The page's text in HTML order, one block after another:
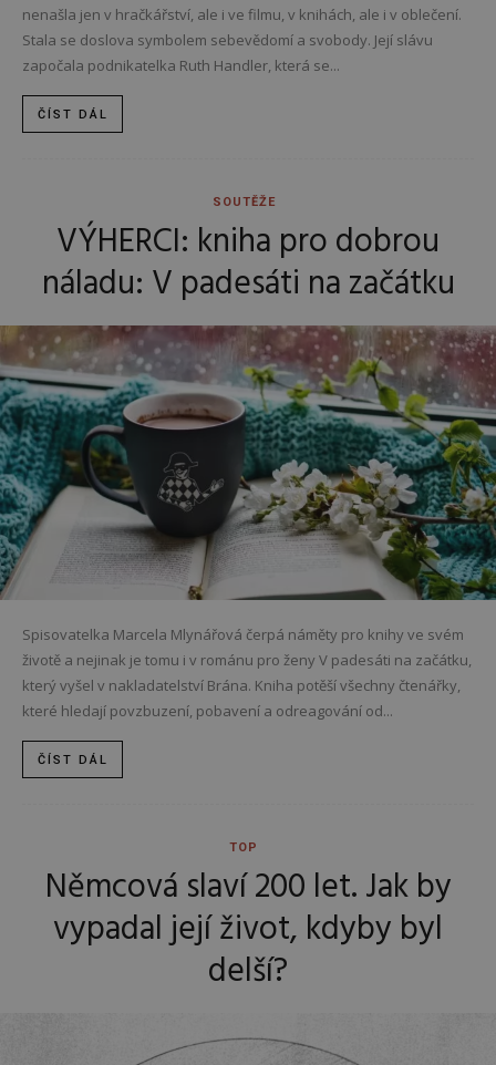
nenašla jen v hračkářství, ale i ve filmu, v knihách, ale i v oblečení.
Stala se doslova symbolem sebevědomí a svobody. Její slávu
započala podnikatelka Ruth Handler, která se...
ČÍST DÁL
SOUTĚŽE
VÝHERCI: kniha pro dobrou
náladu: V padesáti na začátku
Spisovatelka Marcela Mlynářová čerpá náměty pro knihy ve svém
životě a nejinak je tomu i v románu pro ženy V padesáti na začátku,
který vyšel v nakladatelství Brána. Kniha potěší všechny čtenářky,
které hledají povzbuzení, pobavení a odreagování od...
ČÍST DÁL
TOP
Němcová slaví 200 let. Jak by
vypadal její život, kdyby byl
delší?